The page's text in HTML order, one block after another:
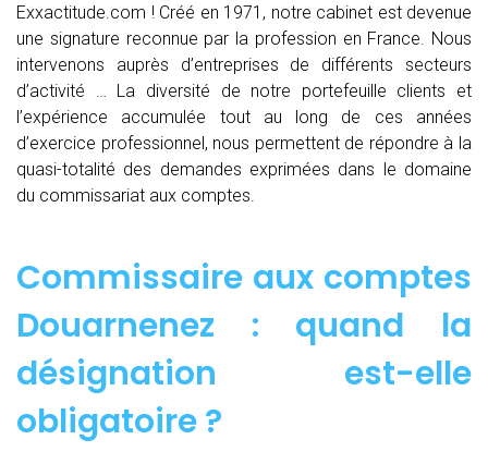
Exxactitude.com ! Créé en 1971, notre cabinet est devenue
une signature reconnue par la profession en France. Nous
intervenons auprès d’entreprises de différents secteurs
d’activité … La diversité de notre portefeuille clients et
l’expérience accumulée tout au long de ces années
d’exercice professionnel, nous permettent de répondre à la
quasi-totalité des demandes exprimées dans le domaine
du commissariat aux comptes.
Commissaire aux comptes
Douarnenez : quand la
désignation est-elle
obligatoire ?